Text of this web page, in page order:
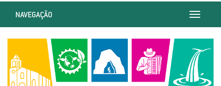
Toggle
NAVEGAÇÃO